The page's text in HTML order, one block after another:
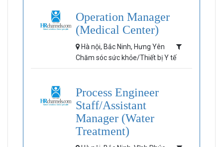
Operation Manager
(Medical Center)
Hà nội, Bắc Ninh, Hưng Yên
Chăm sóc sức khỏe/Thiết bị Y tế
Process Engineer
Staff/Assistant
Manager (Water
Treatment)